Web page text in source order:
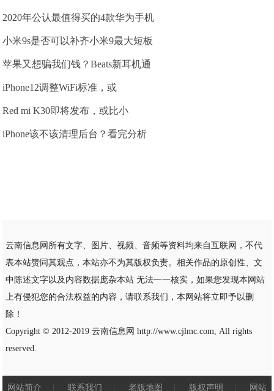
2020年公认最值得买的4款华为手机
小米9s是否可以补齐小米9最大短板
苹果又想骗我们钱？Beats新耳机通
iPhone12调整WiFi标准，或
Red mi K30即将发布，或比小
iPhone该不该清理后台？看完分析
云南信息网所有文字、图片、视频、音频等资料均来自互联网，不代
表本站赞同其观点，本站亦不为其版权负责。相关作品的原创性、文
中陈述文字以及内容数据庞杂本站 无法一一核实，如果您发现本网站
上有侵犯您的合法权益的内容，请联系我们，本网站将立即予以删
除！
Copyright © 2012-2019 云南信息网 http://www.cjlmc.com, All rights
reserved.
网站简介 联系我们 老版地图 版权声明 网站